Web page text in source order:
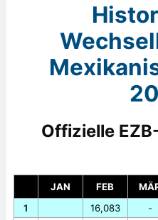
Offizielle
JAN FEB
1
16,083
-